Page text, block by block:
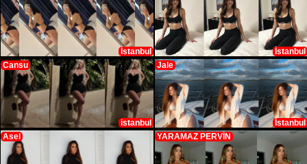
İstanbul
İstanbul
Cansu
istanbul
Jale
İstanbul
Asel
YARAMAZ PERVİN